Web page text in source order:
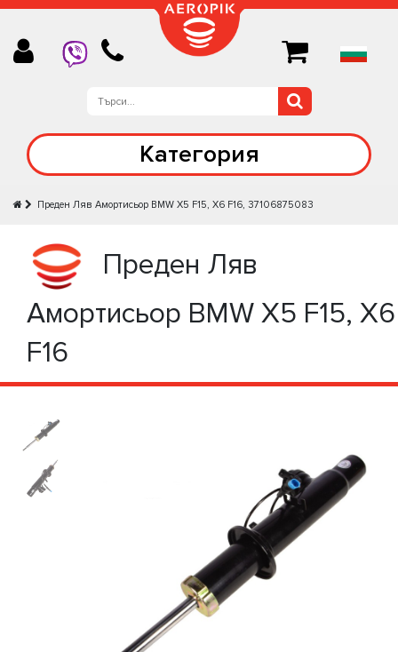
Категория
Преден Ляв Амортисьор BMW X5 F15, X6 F16, 37106875083
Преден Ляв
Амортисьор BMW X5 F15, X6
F16